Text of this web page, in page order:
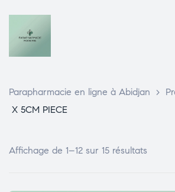
Parapharmacie en ligne à Abidjan >
X 5CM PIECE
Affichage de 1–12 sur 15 résultats